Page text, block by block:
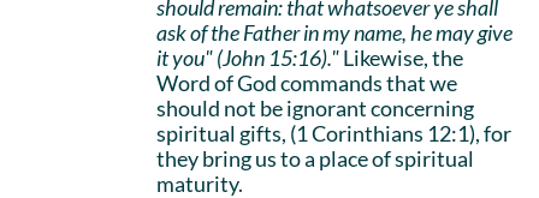
should remain: that whatsoever ye shall
ask of the Father in my name, he may give
it you" (John 15:16)."Likewise, the
Word of God commands that we
should not be ignorant concerning
spiritual gifts, (1 Corinthians 12:1), for
they bring us to a place of spiritual
maturity.